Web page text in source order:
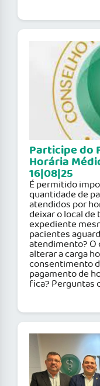
Participe do
Horária
16|08|25
É permitido
quantidade de
atendidos por
deixar o local
expediente
pacientes
atendimento?
alterar a carga
consentimento
pagamento de
fica? Perguntas